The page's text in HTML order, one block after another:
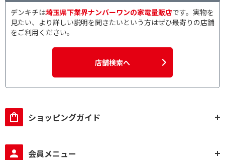
応
雷対策で絞り込む
雷対策有
シャッターで絞り込む
マグネットで絞り込む
デンキチは埼玉県下業界ナンバーワンの家電量販店です。実物を
見たい、より詳しい説明を聞きたいという方はぜひ最寄りの店舗
をご利用ください。
店舗検索へ
ショッピングガイド
会員メニュー